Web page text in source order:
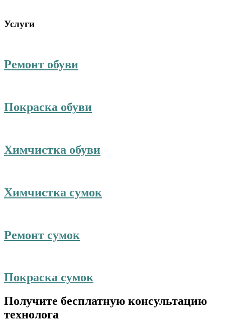
Услуги
Ремонт обуви
Покраска обуви
Химчистка обуви
Химчистка сумок
Ремонт сумок
Покраска сумок
Получите бесплатную консультацию
технолога